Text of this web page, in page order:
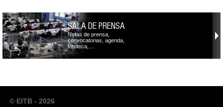
SALA DE PRENSA
Notas de prensa,
convocatorias, agenda,
fototeca,…
© EITB - 2026